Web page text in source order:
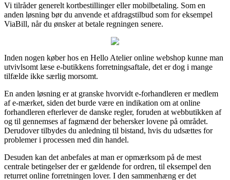
Vi tilråder generelt kortbestillinger eller mobilbetaling. Som en
anden løsning bør du anvende et afdragstilbud som for eksempel
ViaBill, når du ønsker at betale regningen senere.
Inden nogen køber hos en Hello Atelier online webshop kunne man
utvivlsomt læse e-butikkens forretningsaftale, det er dog i mange
tilfælde ikke særlig morsomt.
En anden løsning er at granske hvorvidt e-forhandleren er medlem
af e-mærket, siden det burde være en indikation om at online
forhandleren efterlever de danske regler, foruden at webbutikken af
og til gennemses af fagmænd der behersker lovene på området.
Derudover tilbydes du anledning til bistand, hvis du udsættes for
problemer i processen med din handel.
Desuden kan det anbefales at man er opmærksom på de mest
centrale betingelser der er gældende for ordren, til eksempel den
returret online forretningen lover. I den sammenhæng er det